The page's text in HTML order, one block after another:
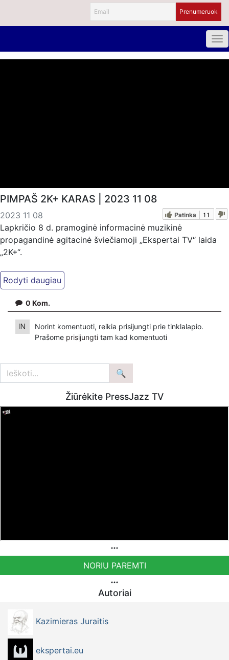
PIMPAŠ 2K+ KARAS | 2023 11 08
2023 11 08 Patinka 11
Lapkričio 8 d. pramoginė informacinė muzikinė
propagandinė agitacinė šviečiamoji „Ekspertai TV“ laida
„2K+“.
Kiti mūsų kanalai:
Ekspertai.eu Telegram'e – https://t.me/ekspertaiTelegram
https://www.ekspertai.eu
Mūsų veikla galima tik dėka skaitytojų ir žiūrovų, mus
VšĮ „Ekspertai.eu“ per PayPal paspaudę šią nuorodą –
https://www.paypal.com/paypalme/Ekspertaieu?
0 Kom.
Norint komentuoti, reikia prisijungti prie tinklalapio.
Prašome prisijungti tam kad komentuoti
Žiūrėkite PressJazz TV
NORIU PAREMTI
Autoriai
Kazimieras Juraitis
ekspertai.eu